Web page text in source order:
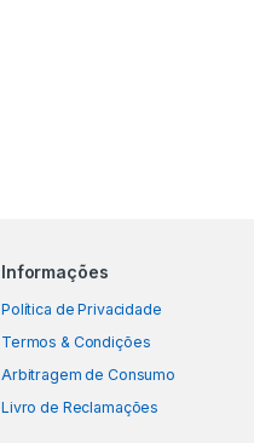
Informações
Política de Privacidade
Termos & Condições
Arbitragem de Consumo
Livro de Reclamações